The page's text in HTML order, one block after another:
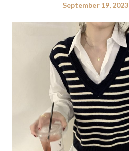
Posted
September 19, 2023